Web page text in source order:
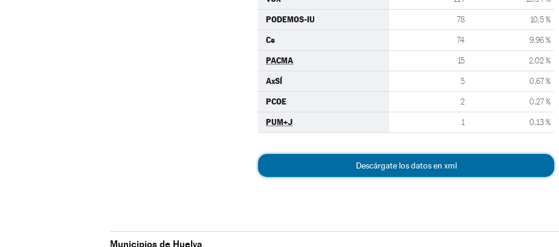
PODEMOS-IU 78 10,5 %
Cs 74 9,96 %
PACMA 15 2,02 %
AxSÍ 5 0,67 %
PCOE 2 0,27 %
PUM+J 1 0,13 %
Descárgate los datos en xml
Municipios de Huelva